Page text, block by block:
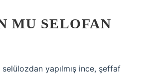
MU SELOFAN
yapılmış ince, şeffaf